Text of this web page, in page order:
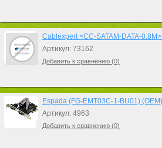
Cablexpert <CC-SATAM-DATA-
Артикул: 73162
Добавить к сравнению (0)
Espada (FG-EMT03C-1-BU01)
Артикул: 4963
Добавить к сравнению (0)